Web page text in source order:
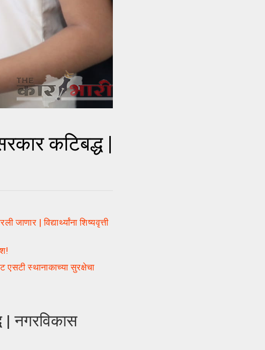
कटिबद्ध |
| विद्यार्थ्यांना शिष्यवृत्ती
स्थानाकाच्या सुरक्षेचा
| नगरविकास